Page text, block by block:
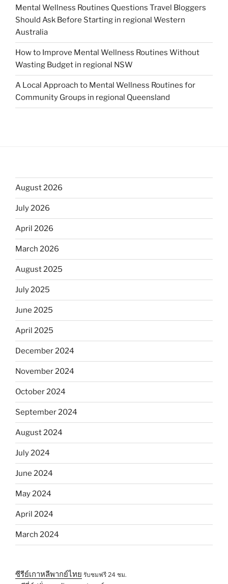
Mental Wellness Routines Questions Travel Bloggers
Should Ask Before Starting in regional Western
Australia
How to Improve Mental Wellness Routines Without
Wasting Budget in regional NSW
A Local Approach to Mental Wellness Routines for
Community Groups in regional Queensland
August 2026
July 2026
April 2026
March 2026
August 2025
July 2025
June 2025
April 2025
December 2024
November 2024
October 2024
September 2024
August 2024
July 2024
June 2024
May 2024
April 2024
March 2024
ซีรีย์เกาหลีพากย์ไทย รับชมฟรี 24 ชม.